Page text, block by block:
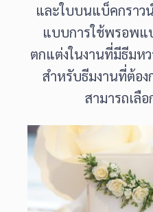
และใบบนแบ็คกราว
แบบการใช้พรอพแ
ตกแต่งในงานที่มีธีมห
สำหรับธีมงานที่ต้อง
สามารถเลื